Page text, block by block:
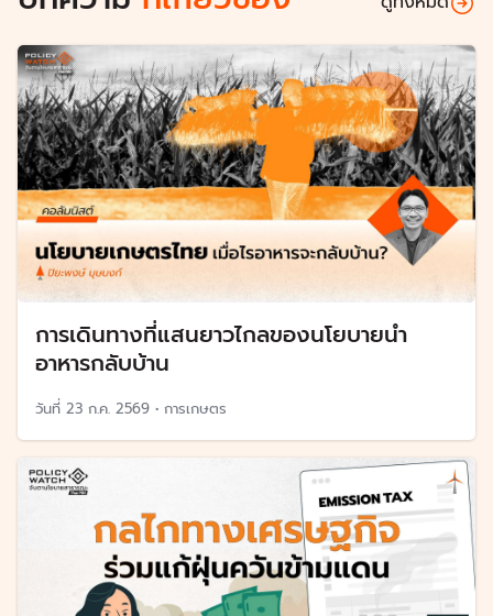
การเดินทางที่แสนยาวไกลของนโยบายนำ
อาหารกลับบ้าน
วันที่ 23 ก.ค. 2569 • การเกษตร